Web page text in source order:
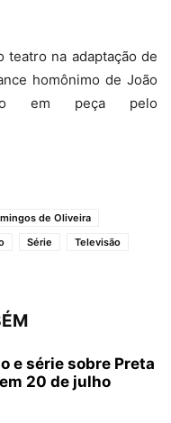
teatro na adaptação de
homônimo de João
em peça pelo
de Oliveira
Série
Televisão
e série sobre Preta
20 de julho